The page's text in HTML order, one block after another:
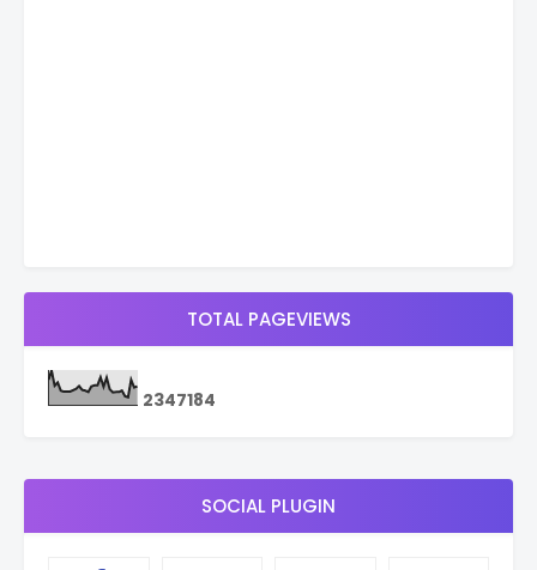
TOTAL PAGEVIEWS
2347184
SOCIAL PLUGIN